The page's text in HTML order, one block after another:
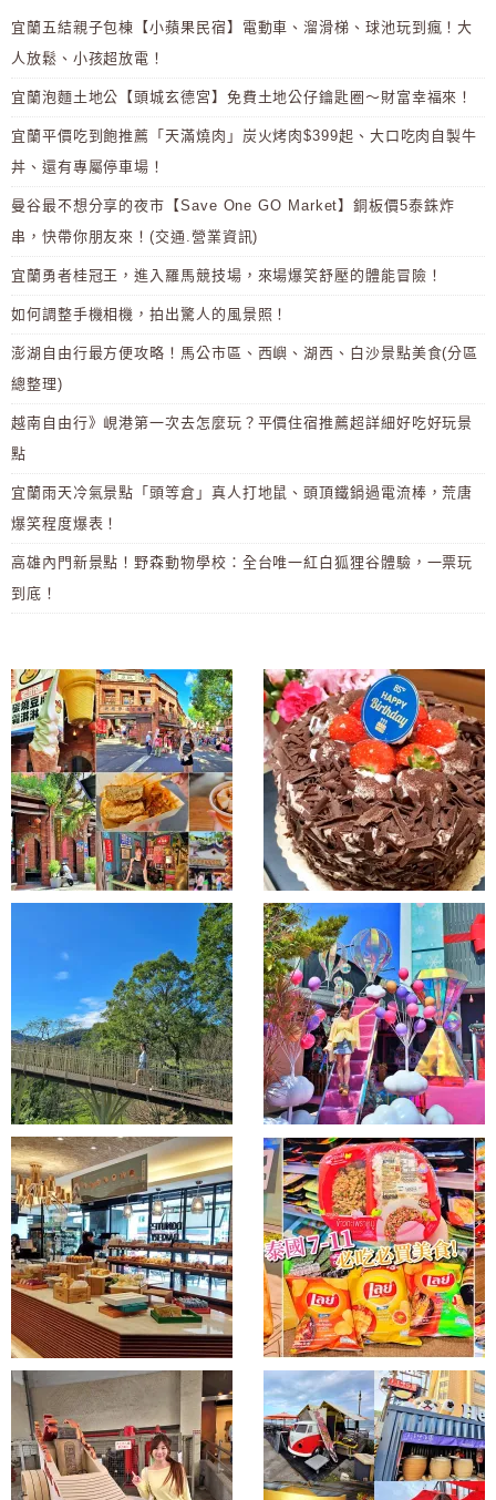
宜蘭五結親子包棟【小蘋果民宿】電動車、溜滑梯、球池玩到瘋！大
人放鬆、小孩超放電！
宜蘭泡麵土地公【頭城玄德宮】免費土地公仔鑰匙圈～財富幸福來！
宜蘭平價吃到飽推薦「天滿燒肉」炭火烤肉$399起、大口吃肉自製牛
丼、還有專屬停車場！
曼谷最不想分享的夜市【Save One GO Market】銅板價5泰銖炸
串，快帶你朋友來！(交通.營業資訊)
宜蘭勇者桂冠王，進入羅馬競技場，來場爆笑舒壓的體能冒險！
如何調整手機相機，拍出驚人的風景照！
澎湖自由行最方便攻略！馬公市區、西嶼、湖西、白沙景點美食(分區
總整理)
越南自由行》峴港第一次去怎麼玩？平價住宿推薦超詳細好吃好玩景
點
宜蘭雨天冷氣景點「頭等倉」真人打地鼠、頭頂鐵鍋過電流棒，荒唐
爆笑程度爆表！
高雄內門新景點！野森動物學校：全台唯一紅白狐狸谷體驗，一票玩
到底！